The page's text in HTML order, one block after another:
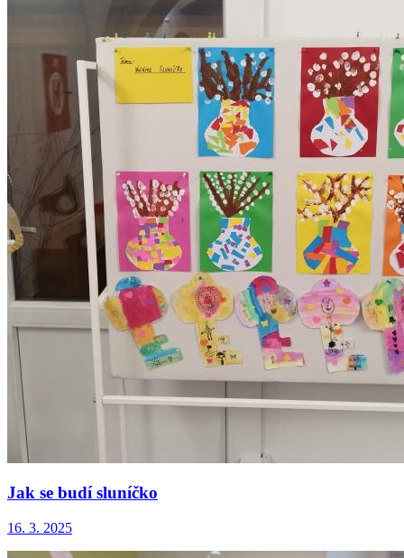
Jak se budí sluníčko
16. 3. 2025